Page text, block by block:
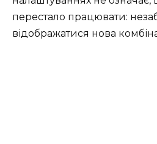
перестало працювати:
відображатися нова